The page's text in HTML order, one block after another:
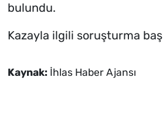
bulundu.
Kazayla ilgili soruşturma
Kaynak: İhlas Haber Ajansı